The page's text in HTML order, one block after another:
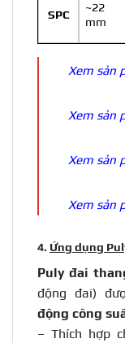
SPC
~22
mm
Xem sản
Xem sản
Xem sản
Xem sản
4. Ứng dụng
Puly đai
động đai)
động công
– Thích hợp